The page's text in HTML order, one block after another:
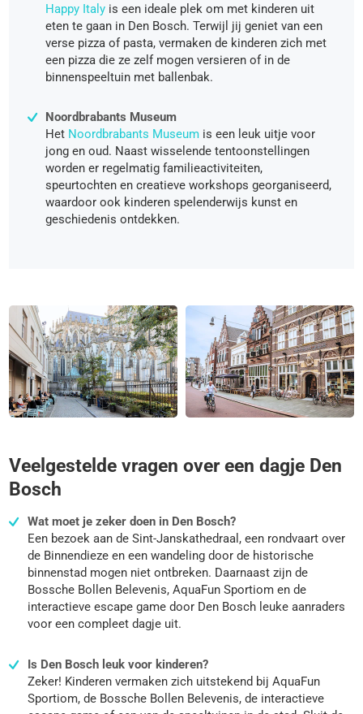
Happy Italy is een ideale plek om met kinderen uit
eten te gaan in Den Bosch. Terwijl jij geniet van een
verse pizza of pasta, vermaken de kinderen zich met
een pizza die ze zelf mogen versieren of in de
binnenspeeltuin met ballenbak.
Noordbrabants Museum
Het Noordbrabants Museum is een leuk uitje voor
jong en oud. Naast wisselende tentoonstellingen
worden er regelmatig familieactiviteiten,
speurtochten en creatieve workshops georganiseerd,
waardoor ook kinderen spelenderwijs kunst en
geschiedenis ontdekken.
Veelgestelde vragen over een dagje Den
Bosch
Wat moet je zeker doen in Den Bosch?
Een bezoek aan de Sint-Janskathedraal, een rondvaart over
de Binnendieze en een wandeling door de historische
binnenstad mogen niet ontbreken. Daarnaast zijn de
Bossche Bollen Belevenis, AquaFun Sportiom en de
interactieve escape game door Den Bosch leuke aanraders
voor een compleet dagje uit.
Is Den Bosch leuk voor kinderen?
Zeker! Kinderen vermaken zich uitstekend bij AquaFun
Sportiom, de Bossche Bollen Belevenis, de interactieve